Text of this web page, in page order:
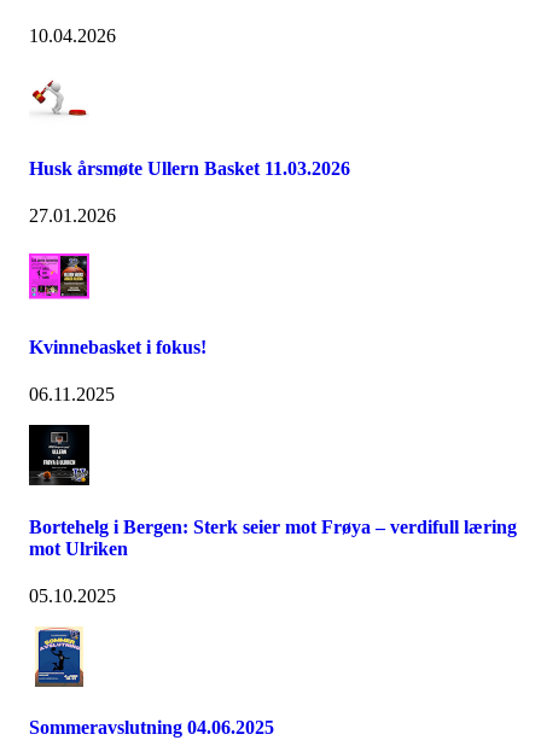
10.04.2026
Husk årsmøte Ullern Basket 11.03.2026
27.01.2026
Kvinnebasket i fokus!
06.11.2025
Bortehelg i Bergen: Sterk seier mot Frøya – verdifull læring
mot Ulriken
05.10.2025
Sommeravslutning 04.06.2025